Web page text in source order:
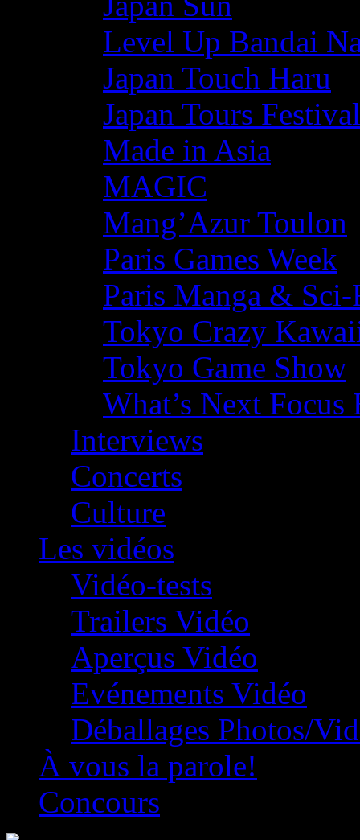
Level Up Bandai
Japan Touch Haru
Japan Tours Festival
Made in Asia
MAGIC
Mang’Azur Toulon
Paris Games Week
Paris Manga &
Tokyo Crazy
Tokyo Game Show
What’s Next
Interviews
Concerts
Culture
Les vidéos
Vidéo-tests
Trailers Vidéo
Aperçus Vidéo
Evénements Vidéo
Déballages Photos/
À vous la parole!
Concours